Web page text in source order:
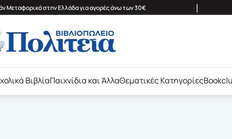
Μεταφορικά στην Ελλάδα για αγορές άνω των 30€ |
ΒιβλίαΠαιχνίδια και ΆλλαΘεματικές Κατηγορίες